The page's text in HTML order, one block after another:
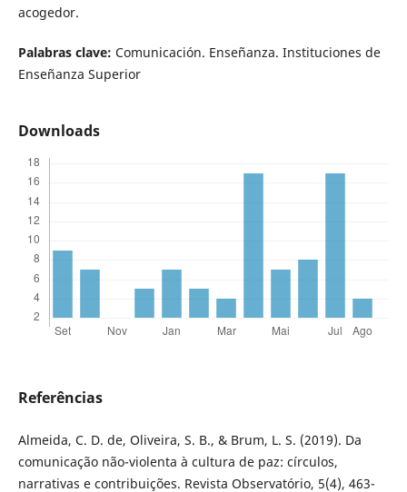
acogedor.
Palabras clave: Comunicación. Enseñanza. Instituciones de
Enseñanza Superior
Downloads
Referências
Almeida, C. D. de, Oliveira, S. B., & Brum, L. S. (2019). Da
comunicação não-violenta à cultura de paz: círculos,
narrativas e contribuições. Revista Observatório, 5(4), 463-